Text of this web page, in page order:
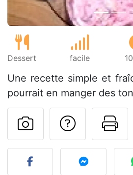
Dessert facile
Une recette simple et
pourrait en manger des
Publier votre